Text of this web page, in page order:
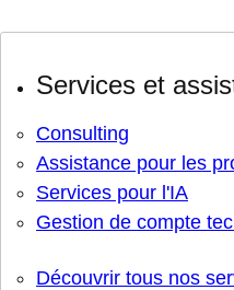
Services et
Consulting
Assistance pour les
Services pour l'IA
Gestion de compte
Découvrir tous nos